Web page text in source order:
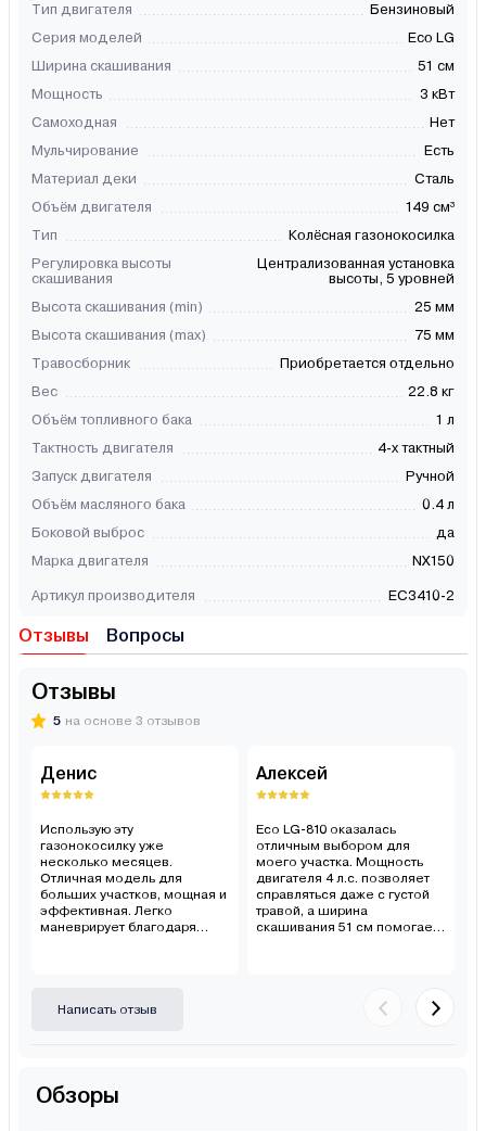
Тип двигателя
Бензиновый
Серия моделей
Eco LG
Ширина скашивания
51 см
Мощность
3 кВт
Самоходная
Нет
Мульчирование
Есть
Материал деки
Сталь
Объём двигателя
149 см³
Тип
Колёсная газонокосилка
Регулировка высоты
скашивания
Централизованная установка
выcоты, 5 уровней
Высота скашивания (min)
25 мм
Высота скашивания (max)
75 мм
Травосборник
Приобретается отдельно
Вес
22.8 кг
Объём топливного бака
1 л
Тактность двигателя
4-х тактный
Запуск двигателя
Ручной
Объём масляного бака
0.4 л
Боковой выброс
да
Марка двигателя
NX150
Артикул производителя EC3410-2
Отзывы Вопросы
Отзывы
5 на основе 3 отзывов
Денис
Использую эту
газонокосилку уже
несколько месяцев.
Отличная модель для
больших участков, мощная и
эффективная. Легко
маневрирует благодаря
типы травы
Алексей
Eco LG-810 оказалась
отличным выбором для
моего участка. Мощность
двигателя 4 л.с. позволяет
справляться даже с густой
травой, а ширина
скашивания 51 см помогает
большим колесам и удобной
ручке. Очень доволен
Написать отзыв
Обзоры